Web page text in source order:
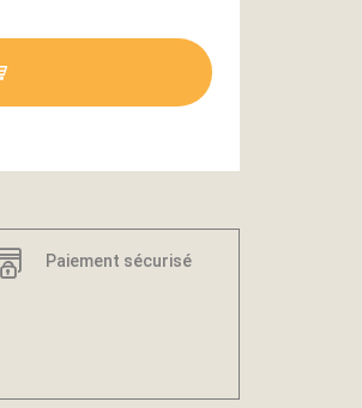
Paiement sécurisé